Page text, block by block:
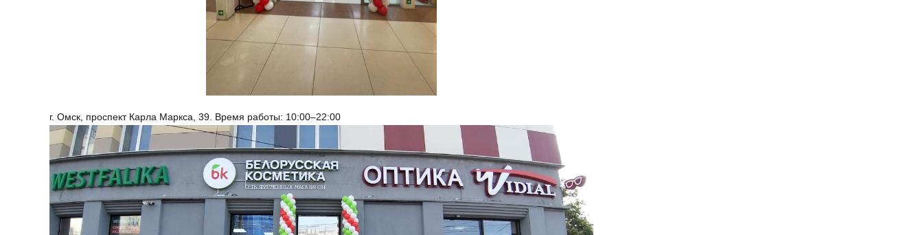
г. Омск, проспект Карла Маркса, 39. Время работы: 10:00–22:00